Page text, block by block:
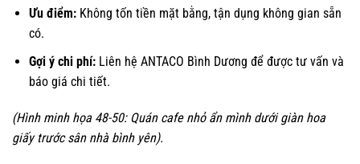
Ưu điểm:Không tốn tiền mặt bằng, tận dụng không gian sẵn
có.
Gợi ý chi phí:Liên hệ ANTACO Bình Dương để được tư vấn và
báo giá chi tiết.
(Hình minh họa 48-50: Quán cafe nhỏ ẩn mình dưới giàn hoa
giấy trước sân nhà bình yên).